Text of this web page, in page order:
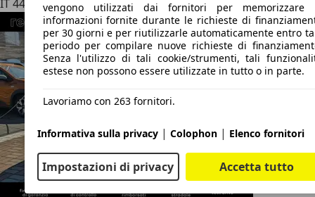
IT 44122Ferrara - Fe
vengono utilizzati dai fornitori per memorizzare
informazioni fornite durante le richieste di
per 30 giorni e per riutilizzarle automaticamente entro
periodo per compilare nuove richieste di
Senza l'utilizzo di tali cookie/strumenti, tali
estese non possono essere utilizzate in tutto o in parte.
Lavoriamo con 263 fornitori.
Informativa sulla privacy| Colophon| Elenco fornitori
Impostazioni di privacy Accetta tutto